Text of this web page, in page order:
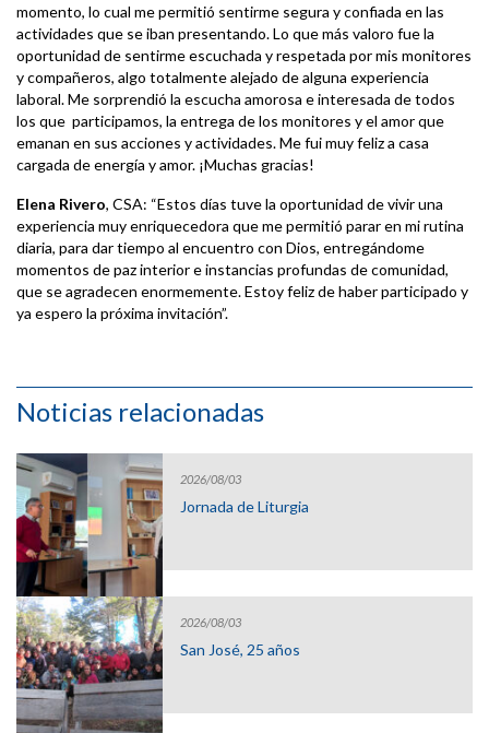
momento, lo cual me permitió sentirme segura y confiada en las
actividades que se iban presentando. Lo que más valoro fue la
oportunidad de sentirme escuchada y respetada por mis monitores
y compañeros, algo totalmente alejado de alguna experiencia
laboral. Me sorprendió la escucha amorosa e interesada de todos
los que participamos, la entrega de los monitores y el amor que
emanan en sus acciones y actividades. Me fui muy feliz a casa
cargada de energía y amor. ¡Muchas gracias!
Elena Rivero, CSA: “Estos días tuve la oportunidad de vivir una
experiencia muy enriquecedora que me permitió parar en mi rutina
diaria, para dar tiempo al encuentro con Dios, entregándome
momentos de paz interior e instancias profundas de comunidad,
que se agradecen enormemente. Estoy feliz de haber participado y
ya espero la próxima invitación”.
Noticias relacionadas
2026/08/03
Jornada de Liturgia
2026/08/03
San José, 25 años